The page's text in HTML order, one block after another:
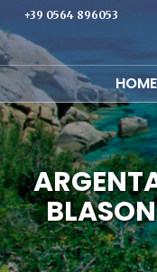
+39 0564 896053
HOME